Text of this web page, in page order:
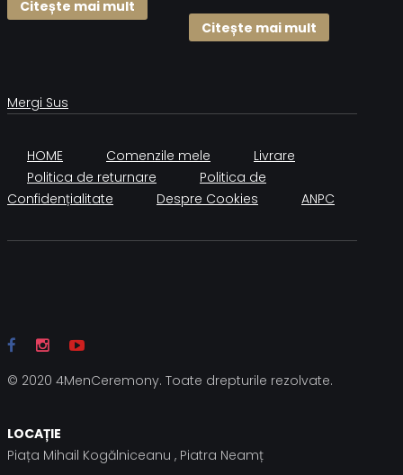
Citește mai mult
Citește mai mult
Mergi Sus
HOME Comenzile mele
Livrare
Politica de returnare
Politica de
Confidențialitate
Despre Cookies ANPC
© 2020 4MenCeremony. Toate drepturile rezolvate.
LOCAȚIE
Piața Mihail Kogălniceanu , Piatra Neamț